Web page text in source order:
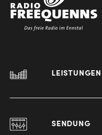
LEISTUNGEN
SENDUNG